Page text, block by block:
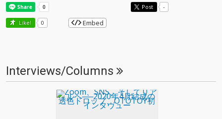
Post -
Like! 0 Embed
Interviews/Columns